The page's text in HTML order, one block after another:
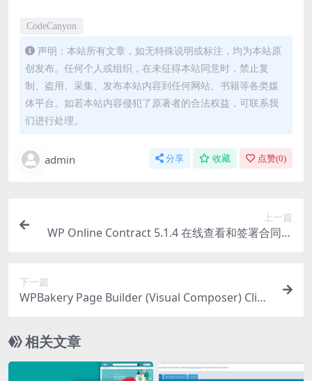
CodeCanyon
声明：本站所有文章，如无特殊说明或标注，均为本站原
创发布。任何个人或组织，在未征得本站同意时，禁止复
制、盗用、采集、发布本站内容到任何网站、书籍等各类媒
体平台。如若本站内容侵犯了原著者的合法权益，可联系我
们进行处理。
admin 分享 收藏 点赞(0)
上一篇
WP Online Contract 5.1.4 在线查看和签署合同插
下一篇
WPBakery Page Builder (Visual Composer) Clipb
相关文章